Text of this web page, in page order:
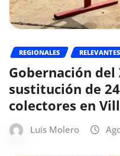
REGIONALES RELEVANTES
Gobernación
sustitución de
colectores en
Luis Molero